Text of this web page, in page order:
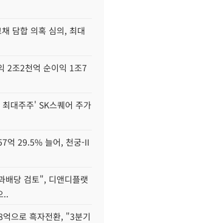
담합 의혹 심의, 최대
2조2천억 순이익 1조7
대주주' SK스퀘어 주가
억 29.5% 늘어, 천궁-II
배당 검토", 디앤디플랫
..
으로 흑자전환, "3분기